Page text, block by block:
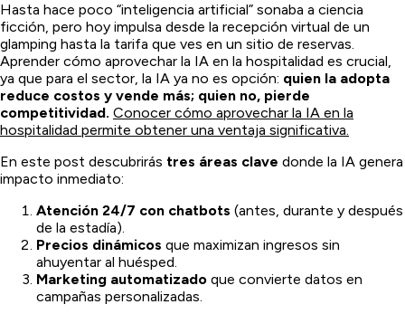
Hasta hace poco “inteligencia artificial” sonaba a ciencia
ficción, pero hoy impulsa desde la recepción virtual de un
glamping hasta la tarifa que ves en un sitio de reservas.
Aprender cómo aprovechar la IA en la hospitalidad es crucial,
ya que para el sector, la IA ya no es opción: quien la adopta
reduce costos y vende más; quien no, pierde
competitividad. Conocer cómo aprovechar la IA en la
hospitalidad permite obtener una ventaja significativa.
En este post descubrirás tres áreas clave donde la IA genera
impacto inmediato:
Atención 24/7 con chatbots (antes, durante y después
de la estadía).
Precios dinámicos que maximizan ingresos sin
ahuyentar al huésped.
Marketing automatizado que convierte datos en
campañas personalizadas.